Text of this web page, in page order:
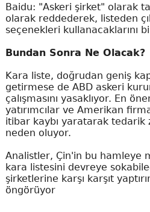
Baidu: "Askeri şirket" olarak
olarak reddederek, listeden
seçenekleri kullanacaklarını
Bundan Sonra Ne Olacak?
Kara liste, doğrudan geniş
getirmese de ABD askeri
çalışmasını yasaklıyor. En
yatırımcılar ve Amerikan
itibar kaybı yaratarak
neden oluyor.
Analistler, Çin'in bu hamleye
kara listesini devreye
şirketlerine karşı karşıt
öngörüyor